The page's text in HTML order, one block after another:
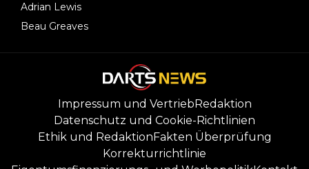
Adrian Lewis
Beau Greaves
Impressum und VertriebRedaktion
Datenschutz und Cookie-Richtlinien
Ethik und RedaktionFakten Überprüfung
Korrekturrichtlinie